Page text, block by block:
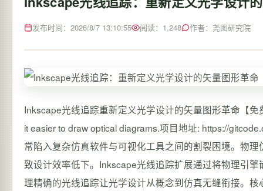
发布时间：2026/8/7 13:10:55 阅读：1,248 作者：尧图研究院
Inkscape光线追踪重新定义光学设计的矢量图形革命【
it easier to draw optical diagrams.项目地址: https://
常陷入复杂仿真软件与可视化工具之间的割裂困境。物
致设计效率低下。Inkscape光线追踪扩展通过将物理引
理精确的光线追踪让光学设计从概念到仿真无缝衔接。